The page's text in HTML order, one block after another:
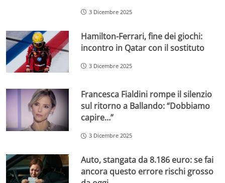
3 Dicembre 2025
Hamilton-Ferrari, fine dei giochi:
incontro in Qatar con il sostituto
3 Dicembre 2025
Francesca Fialdini rompe il silenzio
sul ritorno a Ballando: “Dobbiamo
capire…”
3 Dicembre 2025
Auto, stangata da 8.186 euro: se fai
ancora questo errore rischi grosso